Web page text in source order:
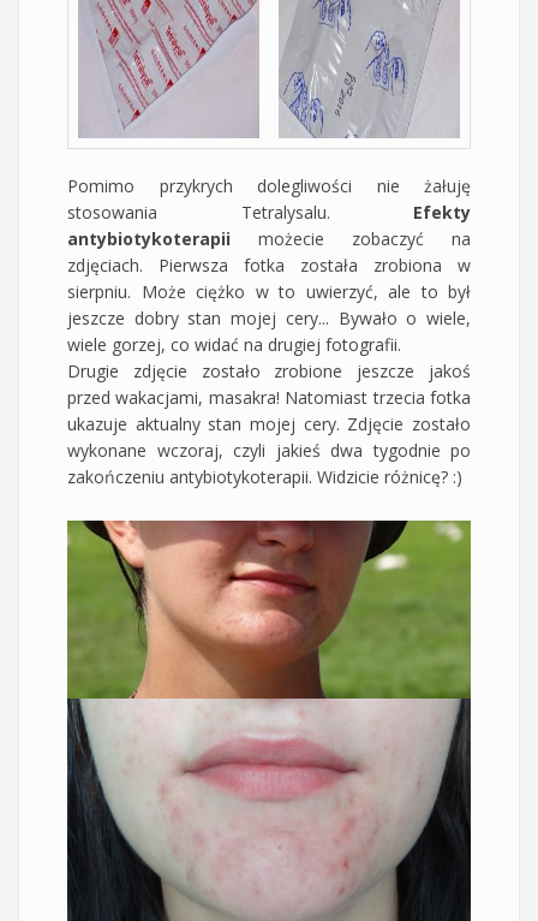
Pomimo przykrych dolegliwości nie żałuję
stosowania Tetralysalu. Efekty
antybiotykoterapii możecie zobaczyć na
zdjęciach. Pierwsza fotka została zrobiona w
sierpniu. Może ciężko w to uwierzyć, ale to był
jeszcze dobry stan mojej cery... Bywało o wiele,
wiele gorzej, co widać na drugiej fotografii.
Drugie zdjęcie zostało zrobione jeszcze jakoś
przed wakacjami, masakra! Natomiast trzecia fotka
ukazuje aktualny stan mojej cery. Zdjęcie zostało
wykonane wczoraj, czyli jakieś dwa tygodnie po
zakończeniu antybiotykoterapii. Widzicie różnicę? :)